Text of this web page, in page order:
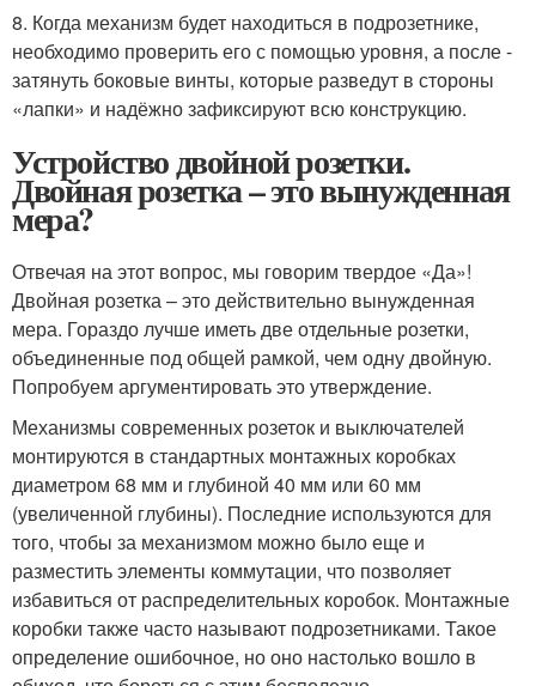
8. Когда механизм будет находиться в подрозетнике,
необходимо проверить его с помощью уровня, а после -
затянуть боковые винты, которые разведут в стороны
«лапки» и надёжно зафиксируют всю конструкцию.
Устройство двойной розетки.
Двойная розетка – это вынужденная
мера?
Отвечая на этот вопрос, мы говорим твердое «Да»!
Двойная розетка – это действительно вынужденная
мера. Гораздо лучше иметь две отдельные розетки,
объединенные под общей рамкой, чем одну двойную.
Попробуем аргументировать это утверждение.
Механизмы современных розеток и выключателей
монтируются в стандартных монтажных коробках
диаметром 68 мм и глубиной 40 мм или 60 мм
(увеличенной глубины). Последние используются для
того, чтобы за механизмом можно было еще и
разместить элементы коммутации, что позволяет
избавиться от распределительных коробок. Монтажные
коробки также часто называют подрозетниками. Такое
определение ошибочное, но оно настолько вошло в